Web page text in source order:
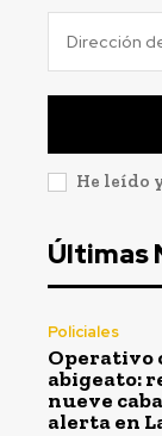
He leído
Últimas
Policiales
Operativo
abigeato:
nueve
alerta en